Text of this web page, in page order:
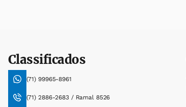
Classificados
(71) 99965-8961
(71) 2886-2683 / Ramal 8526